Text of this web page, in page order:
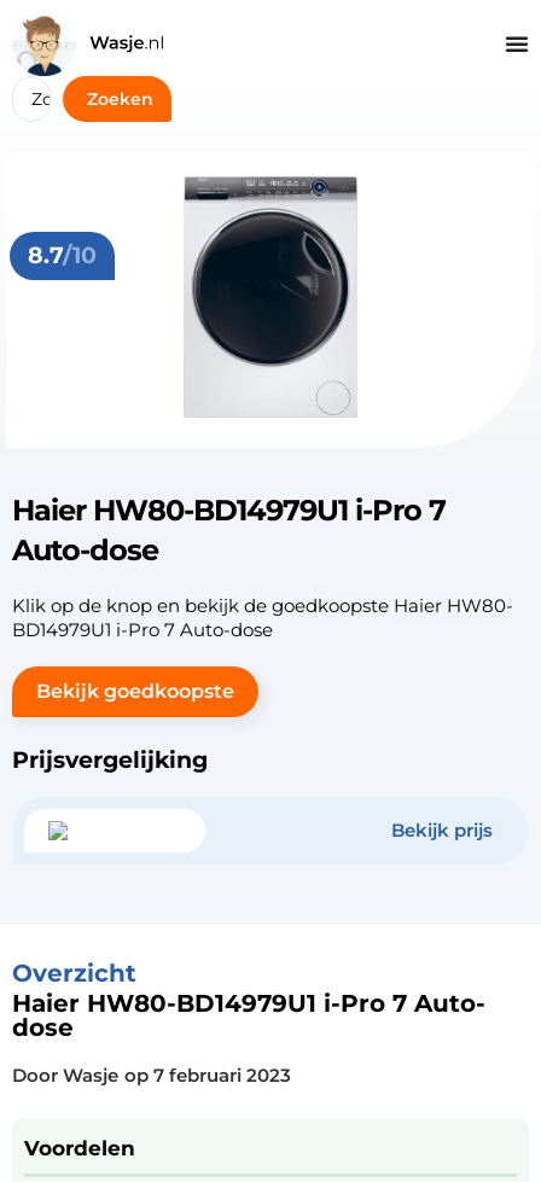
Zoeken
8.7/10
Haier HW80-BD14979U1 i-Pro 7
Auto-dose
Klik op de knop en bekijk de goedkoopste Haier HW80-
BD14979U1 i-Pro 7 Auto-dose
Bekijk goedkoopste
Prijsvergelijking
Bekijk prijs
Overzicht
Haier HW80-BD14979U1 i-Pro 7 Auto-
dose
Door Wasje op 7 februari 2023
Voordelen